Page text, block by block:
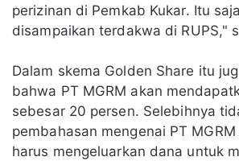
perizinan di Pemkab Kukar. Itu
disampaikan terdakwa di RUPS,"
Dalam skema Golden Share itu
bahwa PT MGRM akan
sebesar 20 persen. Selebihnya
pembahasan mengenai PT
harus mengeluarkan dana untuk